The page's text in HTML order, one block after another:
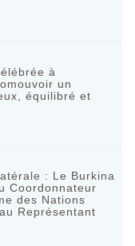
à
un
équilibré et
: Le Burkina
Coordonnateur
des Nations
Représentant